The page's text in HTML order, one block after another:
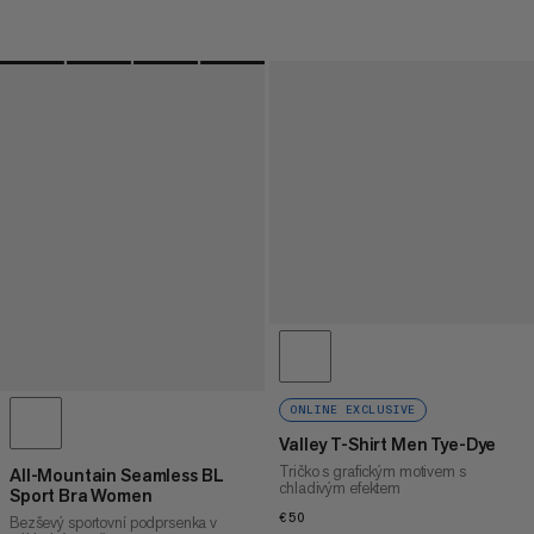
All-Mountain Seamless BL
Sport Bra Women
Bezševý sportovní podprsenka v
ONLINE EXCLUSIVE
Valley T-Shirt Men Tye-Dye
Tričko s grafickým motivem s
chladivým efektem
€50